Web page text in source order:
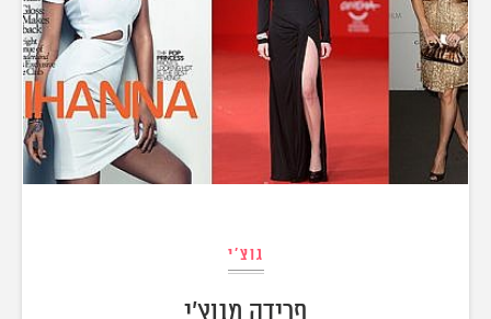
גוצ'י